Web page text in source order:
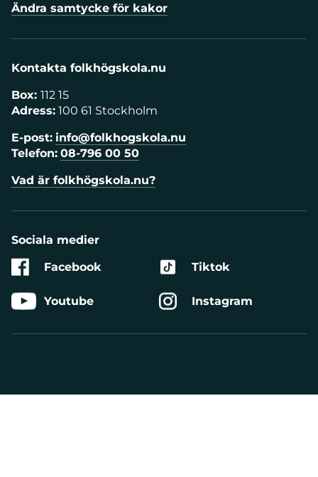
Ändra samtycke för kakor
Kontakta folkhögskola.nu
Box: 112 15
Adress: 100 61 Stockholm
E-post: info@folkhogskola.nu
Telefon: 08-796 00 50
Vad är folkhögskola.nu?
Sociala medier
Facebook
Youtube
Tiktok
Instagram